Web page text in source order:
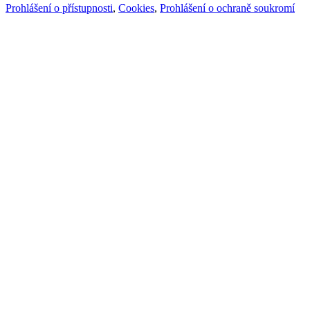
Prohlášení o přístupnosti, Cookies, Prohlášení o ochraně soukromí